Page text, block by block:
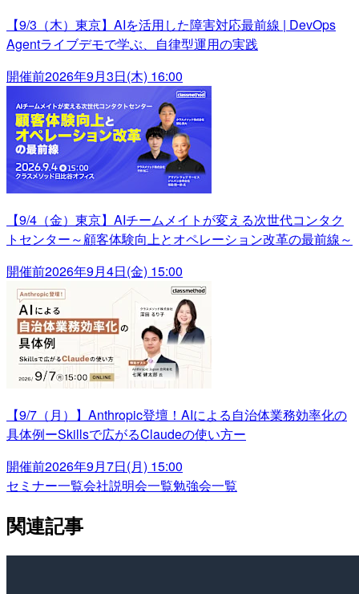
【9/3（木）東京】AIを活用した障害対応最前線 | DevOps
Agentライブデモで学ぶ、自律型運用の実践
開催前2026年9月3日(木) 16:00
【9/4（金）東京】AIチームメイトが変える次世代コンタク
トセンター～顧客体験向上とオペレーション改革の最前線～
開催前2026年9月4日(金) 15:00
【9/7（月）】Anthropic登壇！AIによる自治体業務効率化の
具体例ーSkillsで広がるClaudeの使い方ー
開催前2026年9月7日(月) 15:00
セミナー一覧会社説明会一覧勉強会一覧
関連記事